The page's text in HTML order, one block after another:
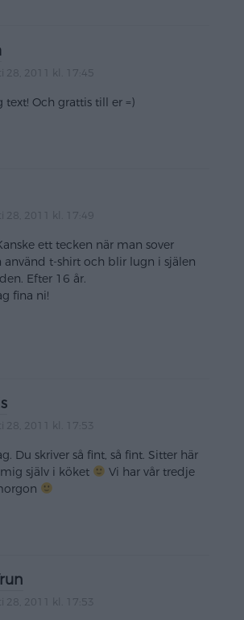
28, 2011 kl. 17:45
Och grattis till er =)
28, 2011 kl. 17:49
ett tecken när man sover
använd t-shirt och blir lugn i själen
Efter 16 år.
fina ni!
28, 2011 kl. 17:53
Du skriver så fint, så fint. Sitter här
själv i köket
Vi har vår tredje
28, 2011 kl. 17:53